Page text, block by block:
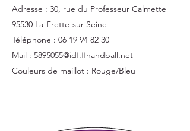
Adresse : 30, rue du Professeur Calmette
95530 La-Frette-sur-Seine
Téléphone : 06 19 94 82 30
Mail : 5895055@idf.ffhandball.net
Couleurs de maillot : Rouge/Bleu